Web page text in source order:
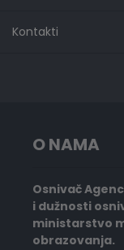
Kontakti
O NAMA
Osnivač
i dužnosti
ministarstvo
obrazovanja.